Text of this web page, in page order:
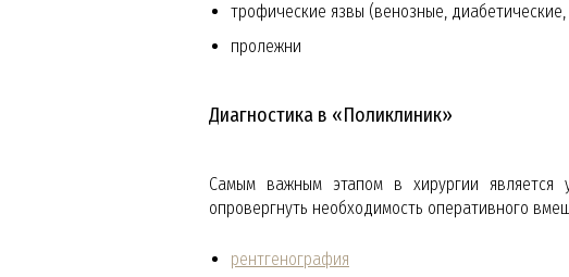
трофические язвы (венозные,
пролежни
Диагностика в «Поликлиник»
Самым важным этапом в хирургии является
опровергнуть необходимость оперативного
рентгенография